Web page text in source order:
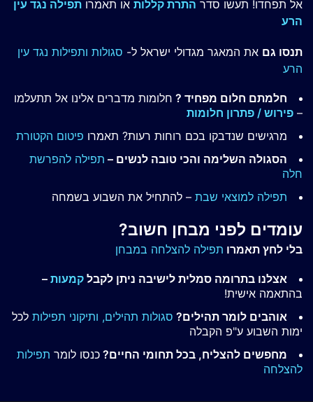
אל תפחדו! תעשו סדר התרת קללות או תאמרו תפילה נגד עין
הרע
תנסו גם את המאגר מגדולי ישראל ל- סגולות ותפילות נגד עין
הרע
חלמתם חלום מפחיד ? חלומות מדברים אלינו אל תתעלמו
– פירוש / פתרון חלומות
מרגישים שנדבקו בכם רוחות רעות? תאמרו פיטום הקטורת
הסגולה השלימה והכי טובה לנשים – תפילה להפרשת
חלה
תפילה למוצאי שבת – להתחיל את השבוע בשמחה
עומדים לפני מבחן חשוב?
בלי לחץ תאמרו תפילה להצלחה במבחן
אצלנו בתרומה סמלית לישיבה ניתן לקבל קמעות –
בהתאמה אישית!
אוהבים לומר תהילים? סגולות תהילים, ותיקוני תפילות לכל
ימות השבוע ע"פ הקבלה
מחפשים להצליח, בכל תחומי החיים? כנסו לומר תפילות
להצלחה